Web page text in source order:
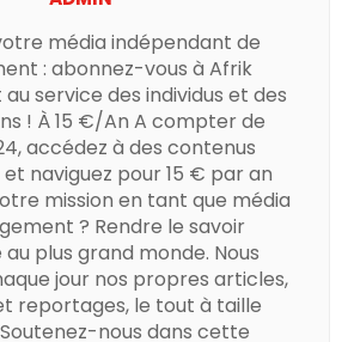
média indépendant de
: abonnez-vous à Afrik
service des individus et des
! À 15 €/An A compter de
accédez à des contenus
et naviguez pour 15 € par an
mission en tant que média
? Rendre le savoir
plus grand monde. Nous
jour nos propres articles,
reportages, le tout à taille
nous dans cette